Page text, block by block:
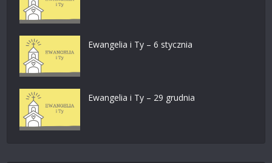
Ewangelia i Ty – 6 stycznia
Ewangelia i Ty – 29 grudnia